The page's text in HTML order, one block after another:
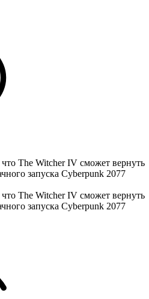
The Witcher IV сможет вернуть
запуска Cyberpunk 2077
The Witcher IV сможет вернуть
запуска Cyberpunk 2077